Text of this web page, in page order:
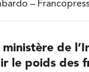
–
ministère de
le poids des